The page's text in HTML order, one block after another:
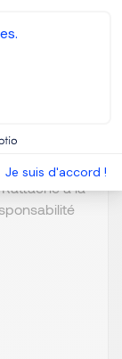
Je suis d'accord !
:
des
à la